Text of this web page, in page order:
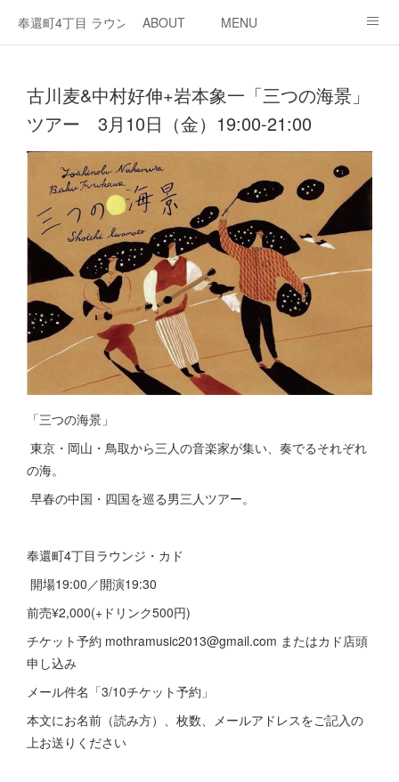
奉還町4丁目 ラウンジ・カド
ABOUT MENU
古川麦&中村好伸+岩本象一「三つの海景」
ツアー 3月10日（金）19:00-21:00
「三つの海景」
東京・岡山・鳥取から三人の音楽家が集い、奏でるそれぞれ
の海。
早春の中国・四国を巡る男三人ツアー。
奉還町4丁目ラウンジ・カド
開場19:00／開演19:30
前売¥2,000(+ドリンク500円)
チケット予約 mothramusic2013@gmail.com またはカド店頭
申し込み
メール件名「3/10チケット予約」
本文にお名前（読み方）、枚数、メールアドレスをご記入の
上お送りください